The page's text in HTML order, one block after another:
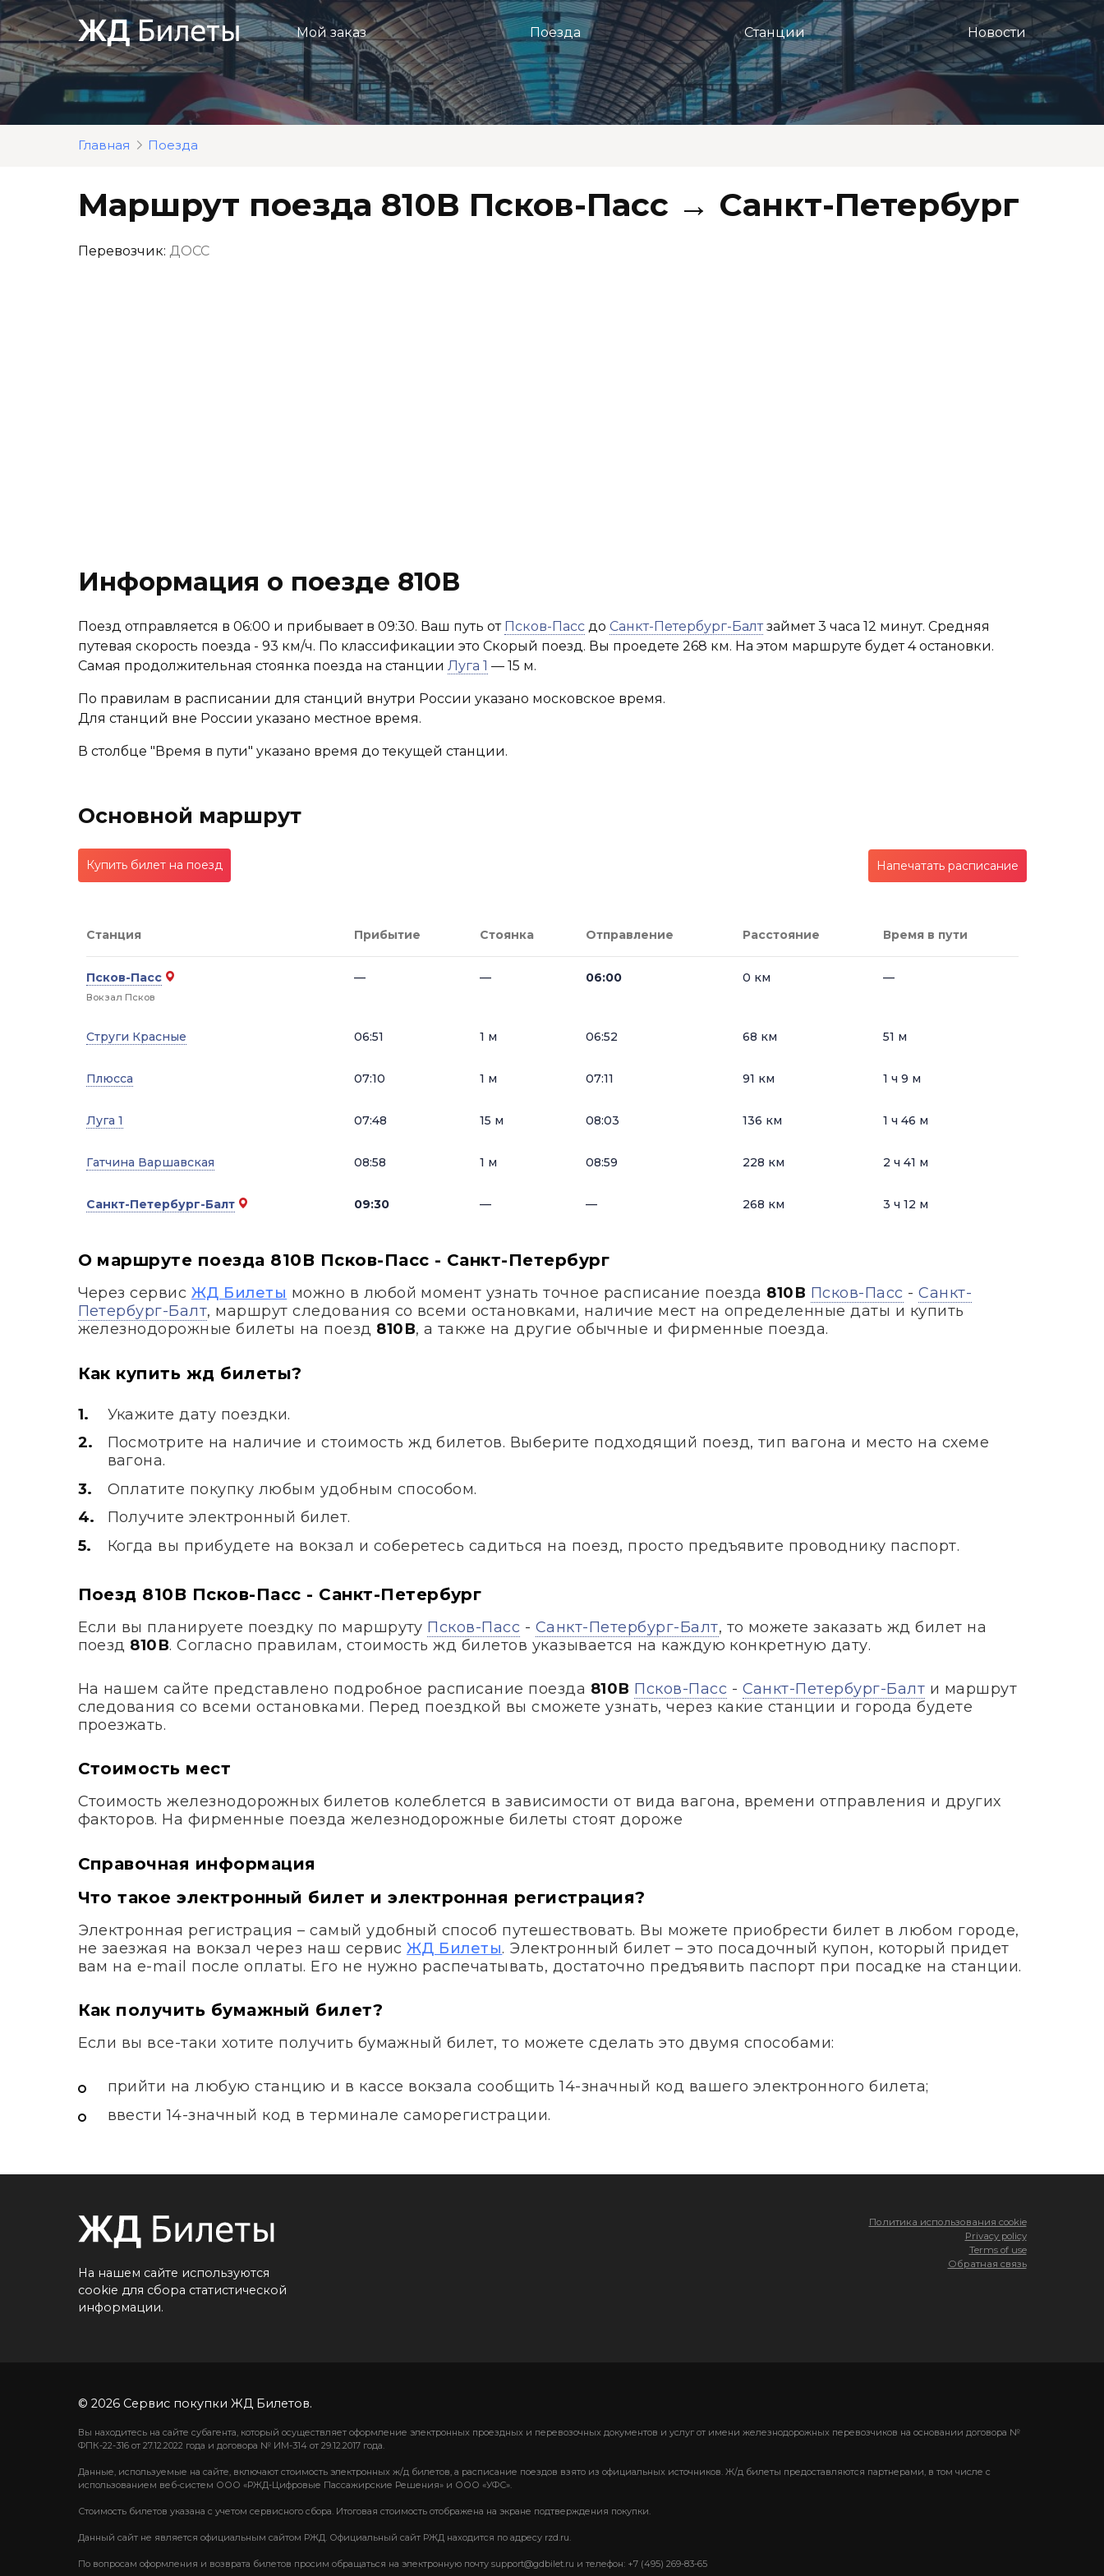
Перейти
к
контенту
Мой заказ Поезда Станции Новости
Главная Поезда
Маршрут поезда 810В Псков-Пасс → Санкт-Петербург
Перевозчик: ДОСС
Информация о поезде 810В
Поезд отправляется в 06:00 и прибывает в 09:30. Ваш путь от Псков-Пассдо Санкт-Петербург-Балтзаймет 3 часа 12 минут. Средняя
путевая скорость поезда - 93 км/ч. По классификации это Скорый поезд. Вы проедете 268 км. На этом маршруте будет 4 остановки.
Самая продолжительная стоянка поезда на станции Луга 1 — 15 м.
По правилам в расписании для станций внутри России указано московское время.
Для станций вне России указано местное время.
В столбце "Время в пути" указано время до текущей станции.
Основной маршрут
Купить билет на поезд Напечатать расписание
Станция Прибытие Стоянка Отправление Расстояние Время в пути
Псков-Пасс
Вокзал Псков
— — 06:00 0 км —
Струги Красные 06:51 1 м 06:52 68 км 51 м
Плюсса 07:10 1 м 07:11 91 км 1 ч 9 м
Луга 1 07:48 15 м 08:03 136 км 1 ч 46 м
Гатчина Варшавская 08:58 1 м 08:59 228 км 2 ч 41 м
Санкт-Петербург-Балт 09:30 — — 268 км 3 ч 12 м
О маршруте поезда 810В Псков-Пасс - Санкт-Петербург
Через сервис ЖД Билеты можно в любой момент узнать точное расписание поезда 810В Псков-Пасс -Санкт-
Петербург-Балт, маршрут следования со всеми остановками, наличие мест на определенные даты и купить
железнодорожные билеты на поезд 810В, а также на другие обычные и фирменные поезда.
Как купить жд билеты?
Укажите дату поездки.
Посмотрите на наличие и стоимость жд билетов. Выберите подходящий поезд, тип вагона и место на схеме
вагона.
Оплатите покупку любым удобным способом.
Получите электронный билет.
Когда вы прибудете на вокзал и соберетесь садиться на поезд, просто предъявите проводнику паспорт.
Поезд 810В Псков-Пасс - Санкт-Петербург
Если вы планируете поездку по маршруту Псков-Пасс - Санкт-Петербург-Балт, то можете заказать жд билет на
поезд 810В. Согласно правилам, стоимость жд билетов указывается на каждую конкретную дату.
На нашем сайте представлено подробное расписание поезда 810В Псков-Пасс - Санкт-Петербург-Балт и маршрут
следования со всеми остановками. Перед поездкой вы сможете узнать, через какие станции и города будете
проезжать.
Стоимость мест
Стоимость железнодорожных билетов колеблется в зависимости от вида вагона, времени отправления и других
факторов. На фирменные поезда железнодорожные билеты стоят дороже
Справочная информация
Что такое электронный билет и электронная регистрация?
Электронная регистрация – самый удобный способ путешествовать. Вы можете приобрести билет в любом городе,
не заезжая на вокзал через наш сервис ЖД Билеты. Электронный билет – это посадочный купон, который придет
вам на e-mail после оплаты. Его не нужно распечатывать, достаточно предъявить паспорт при посадке на станции.
Как получить бумажный билет?
Если вы все-таки хотите получить бумажный билет, то можете сделать это двумя способами:
прийти на любую станцию и в кассе вокзала сообщить 14-значный код вашего электронного билета;
ввести 14-значный код в терминале саморегистрации.
На нашем сайте используются
cookie для сбора статистической
информации.
Политика использования cookie
Privacy policy
Terms of use
Обратная связь
© 2026 Сервис покупки ЖД Билетов.
Вы находитесь на сайте субагента, который осуществляет оформление электронных проездных и перевозочных документов и услуг от имени железнодорожных перевозчиков на основании договора №
ФПК-22-316 от 27.12.2022 года и договора № ИМ-314 от 29.12.2017 года.
Данные, используемые на сайте, включают стоимость электронных ж/д билетов, а расписание поездов взято из официальных источников. Ж/д билеты предоставляются партнерами, в том числе с
использованием веб-систем ООО «РЖД-Цифровые Пассажирские Решения» и ООО «УФС».
Стоимость билетов указана с учетом сервисного сбора. Итоговая стоимость отображена на экране подтверждения покупки.
Данный сайт не является официальным сайтом РЖД. Официальный сайт РЖД находится по адресу rzd.ru.
По вопросам оформления и возврата билетов просим обращаться на электронную почту support@gdbilet.ru и телефон: +7 (495) 269-83-65